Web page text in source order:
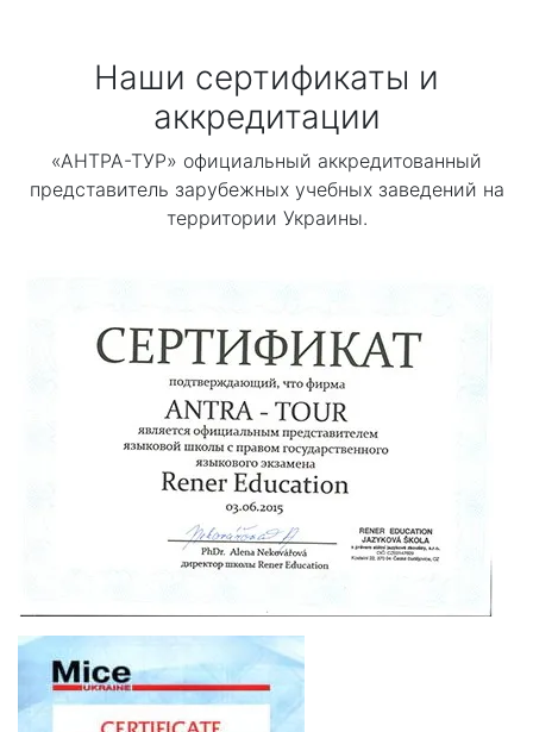
Наши сертификаты и
аккредитации
«АНТРА-ТУР» официальный аккредитованный
представитель зарубежных учебных заведений на
территории Украины.